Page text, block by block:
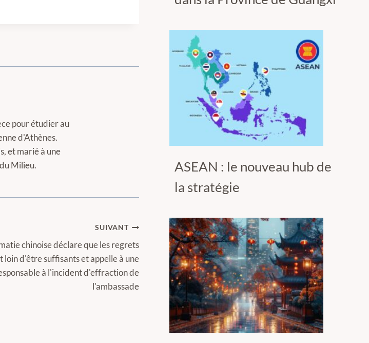
pour étudier au
d'Athènes.
et marié à une
Milieu.
SUIVANT
chinoise déclare que les regrets
loin d'être suffisants et appelle à une
à l'incident d'effraction de
l'ambassade
ASEAN : le nouveau hub de
la stratégie